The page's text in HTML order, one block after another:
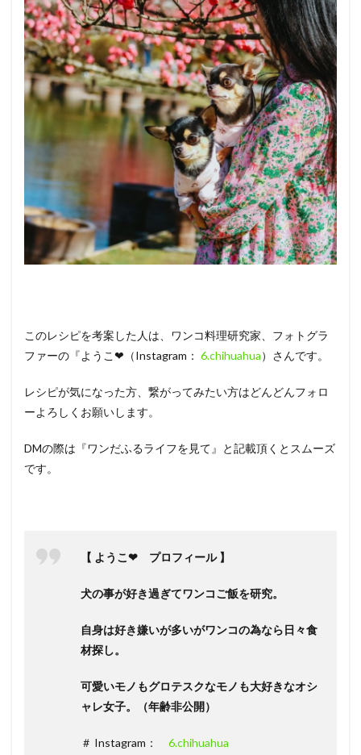
このレシピを考案した人は、ワンコ料理研究家、フォトグラ
ファーの『ようこ❤（Instagram： 6.chihuahua）さんです。
レシピが気になった方、繋がってみたい方はどんどんフォロ
ーよろしくお願いします。
DMの際は『ワンだふるライフを見て』と記載頂くとスムーズ
です。
【 ようこ❤ プロフィール 】
犬の事が好き過ぎてワンコご飯を研究。
自身は好き嫌いが多いがワンコの為なら日々食
材探し。
可愛いモノもグロテスクなモノも大好きなオシ
ャレ女子。（年齢非公開）
＃ Instagram： 6.chihuahua